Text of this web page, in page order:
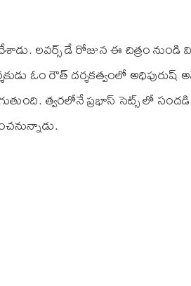
లవర్స్ డే రోజున ఈ చిత్రం నుండి
ఓం రౌత్ దర్శకత్వంలో అధిపురుష్
త్వరలోనే ప్రభాస్ సెట్స్ లో